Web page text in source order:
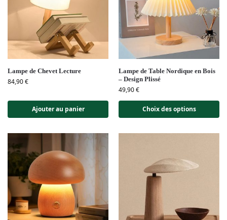
Lampe de Chevet Lecture
84,90€
Ajouter au panier
Lampe de Table Nordique en Bois
– Design Plissé
49,90€
Choix des options